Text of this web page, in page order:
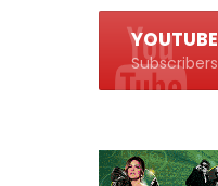
YOUTUBE
Subscribers